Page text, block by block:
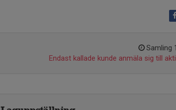
Samling
Endast kallade kunde anmäla sig till